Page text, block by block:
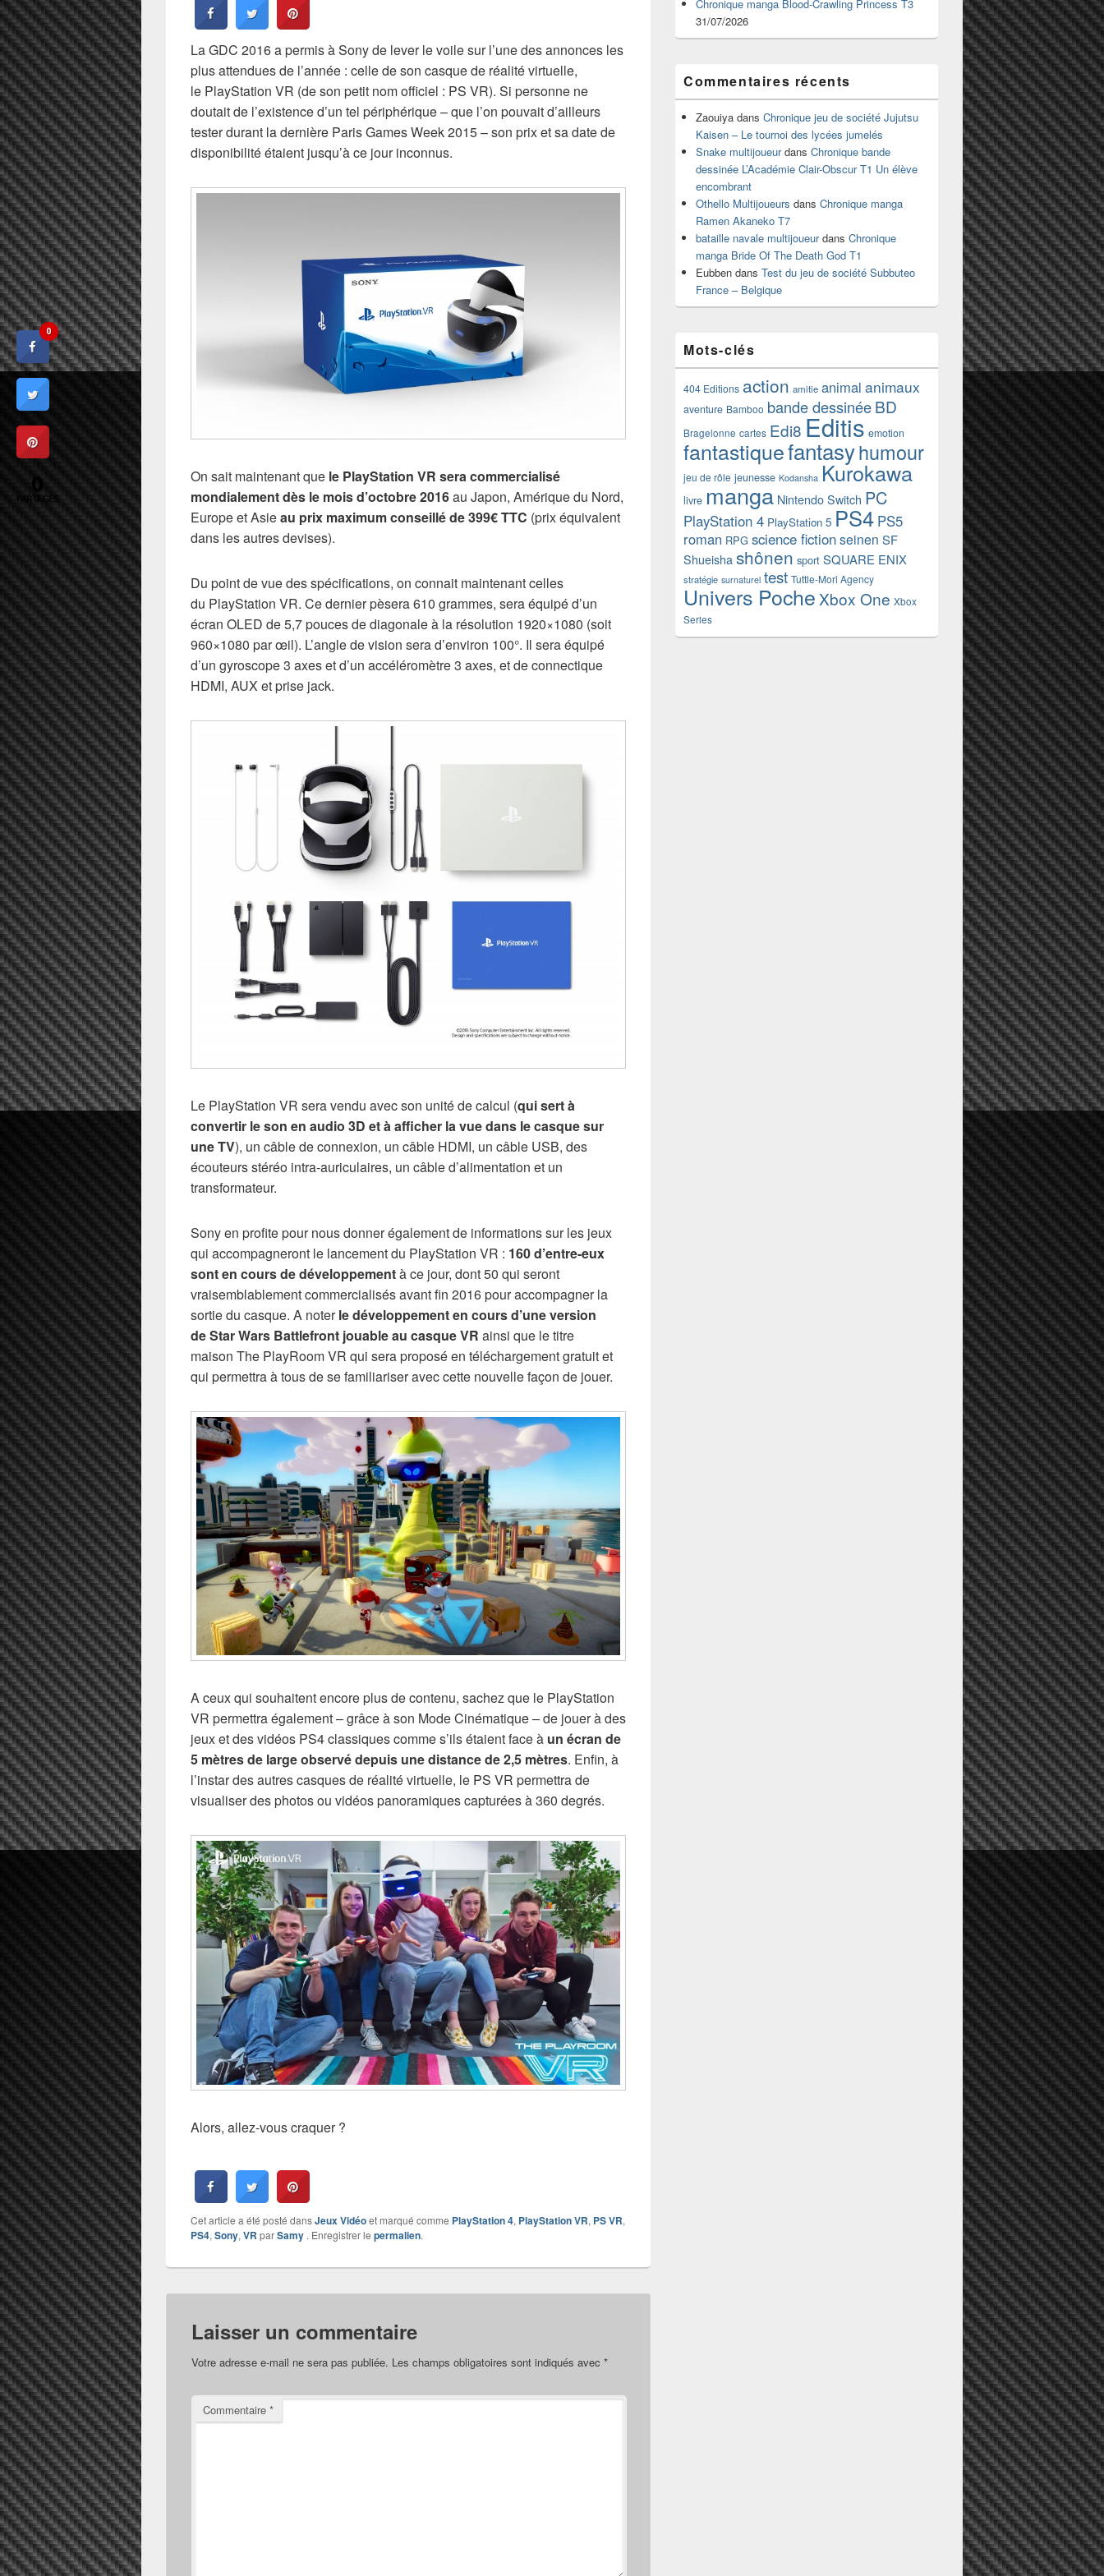
La GDC 2016 a permis à Sony de lever le voile sur l’une des annonces les
plus attendues de l’année : celle de son casque de réalité virtuelle,
le PlayStation VR (de son petit nom officiel : PS VR). Si personne ne
doutait de l’existence d’un tel périphérique – que l’on pouvait d’ailleurs
tester durant la dernière Paris Games Week 2015 – son prix et sa date de
disponibilité étaient jusqu’à ce jour inconnus.
On sait maintenant que le PlayStation VR sera commercialisé
mondialement dès le mois d’octobre 2016au Japon, Amérique du Nord,
Europe et Asieau prix maximum conseillé de 399€ TTC (prix équivalent
dans les autres devises).
Du point de vue des spécifications, on connait maintenant celles
du PlayStation VR. Ce dernier pèsera 610 grammes, sera équipé d’un
écran OLED de 5,7 pouces de diagonale à la résolution 1920×1080 (soit
960×1080 par œil). L’angle de vision sera d’environ 100°. Il sera équipé
d’un gyroscope 3 axes et d’un accéléromètre 3 axes, et de connectique
HDMI, AUX et prise jack.
Le PlayStation VR sera vendu avec son unité de calcul (qui sert à
convertir le son en audio 3D et à afficher la vue dans le casque sur
une TV), un câble de connexion, un câble HDMI, un câble USB, des
écouteurs stéréo intra-auriculaires, un câble d’alimentation et un
transformateur.
Sony en profite pour nous donner également de informations sur les jeux
qui accompagneront le lancement du PlayStation VR : 160 d’entre-eux
sont en cours de développementà ce jour, dont 50 qui seront
vraisemblablement commercialisés avant fin 2016 pour accompagner la
sortie du casque. A noterle développement en cours d’une version
de Star Wars Battlefront jouable au casque VR ainsi que le titre
maison The PlayRoom VR qui sera proposé en téléchargement gratuit et
qui permettra à tous de se familiariser avec cette nouvelle façon de jouer.
A ceux qui souhaitent encore plus de contenu, sachez que le PlayStation
VR permettra également – grâce à son Mode Cinématique – de jouer à des
jeux et des vidéos PS4 classiques comme s’ils étaient face à un écran de
5 mètres de large observé depuis une distance de 2,5 mètres. Enfin, à
l’instar des autres casques de réalité virtuelle, le PS VR permettra de
visualiser des photos ou vidéos panoramiques capturées à 360 degrés.
Alors, allez-vous craquer ?
Cet article a été posté dansJeux Vidéoet marqué comme PlayStation 4, PlayStation VR, PS VR,
PS4, Sony, VR parSamy . Enregistrer le permalien.
Laisser un commentaire
Votre adresse e-mail ne sera pas publiée. Les champs obligatoires sont indiqués avec *
Commentaire *
Chronique manga Blood-Crawling Princess T3
31/07/2026
Commentaires récents
Zaouiya dans Chronique jeu de société Jujutsu
Kaisen – Le tournoi des lycées jumelés
Snake multijoueurdans Chronique bande
dessinée L’Académie Clair-Obscur T1 Un élève
encombrant
Othello Multijoueurs dans Chronique manga
Ramen Akaneko T7
bataille navale multijoueurdans Chronique
manga Bride Of The Death God T1
Eubben dans Test du jeu de société Subbuteo
France – Belgique
Mots-clés
404 Editions action amitie animal animaux
aventure Bamboo bande dessinéeBD
Bragelonne cartes Edi8 Editis emotion
fantastiquefantasyhumour
jeu de rôle jeunesse Kodansha Kurokawa
livre manga Nintendo Switch PC
PlayStation 4 PlayStation 5 PS4 PS5
roman RPG science fictionseinen SF
Shueisha shônen sport SQUARE ENIX
stratégie surnaturel test Tuttle-Mori Agency
Univers Poche Xbox One Xbox
Series
0
0
PARTAGES